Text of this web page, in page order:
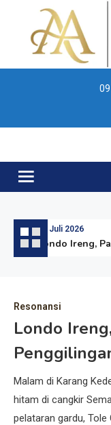
content
30 Juli 2026
Londo Ireng,
Resonansi
Londo
Malam di Karang
hitam di cangkir
pelataran gardu,